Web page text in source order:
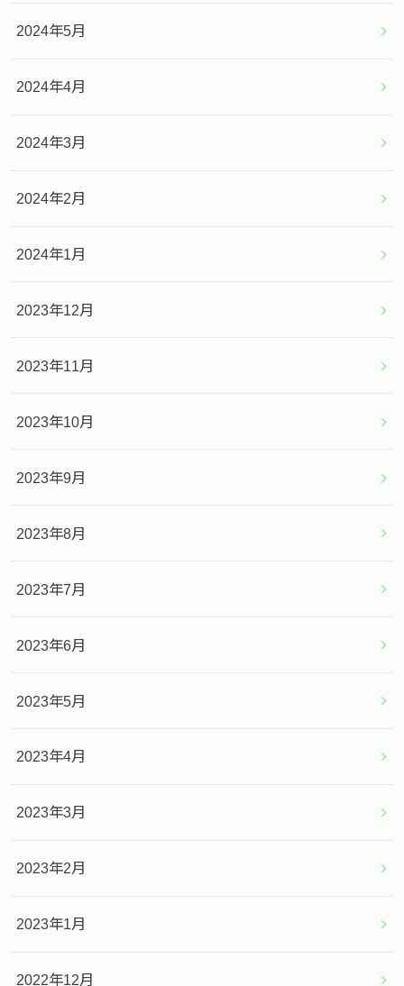
2024年5月
2024年4月
2024年3月
2024年2月
2024年1月
2023年12月
2023年11月
2023年10月
2023年9月
2023年8月
2023年7月
2023年6月
2023年5月
2023年4月
2023年3月
2023年2月
2023年1月
2022年12月